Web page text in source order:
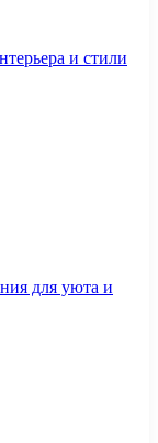
и стили
для уюта и